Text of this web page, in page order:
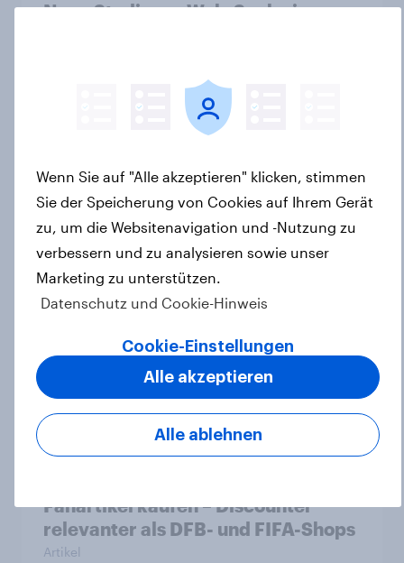
Neue Studie zur Web-Suche in
doch Suchmaschinen bleiben
führend
Searching for answers: How AI is
changing online discovery in 2026
Report
Marken im Pride-Check 2026:
Zwischen Haltung und Wirkung
Report
Fanartikel kaufen – Discounter
relevanter als DFB- und FIFA-Shops
Artikel
Wenn Sie auf "Alle akzeptieren" klicken, stimmen
Sie der Speicherung von Cookies auf Ihrem Gerät
zu, um die Websitenavigation und -Nutzung zu
verbessern und zu analysieren sowie unser
Marketing zu unterstützen.
Datenschutz und Cookie-Hinweis
Cookie-Einstellungen
Alle ablehnen
Alle akzeptieren